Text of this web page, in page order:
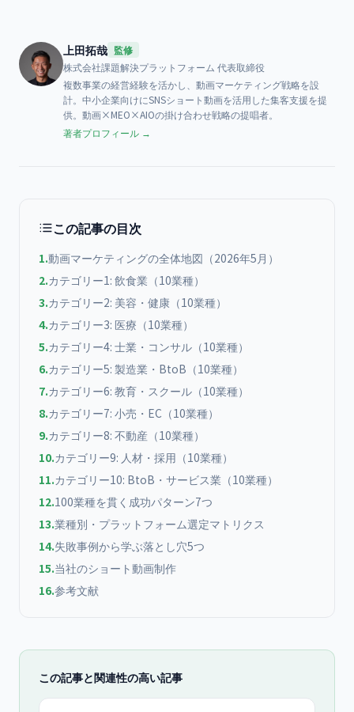
上田拓哉 監修
株式会社課題解決プラットフォーム 代表取締役
複数事業の経営経験を活かし、動画マーケティング戦略を設
計。中小企業向けにSNSショート動画を活用した集客支援を提
供。動画×MEO×AIOの掛け合わせ戦略の提唱者。
著者プロフィール →
この記事の目次
1.動画マーケティングの全体地図（2026年5月）
2.カテゴリー1: 飲食業（10業種）
3.カテゴリー2: 美容・健康（10業種）
4.カテゴリー3: 医療（10業種）
5.カテゴリー4: 士業・コンサル（10業種）
6.カテゴリー5: 製造業・BtoB（10業種）
7.カテゴリー6: 教育・スクール（10業種）
8.カテゴリー7: 小売・EC（10業種）
9.カテゴリー8: 不動産（10業種）
10.カテゴリー9: 人材・採用（10業種）
11.カテゴリー10: BtoB・サービス業（10業種）
12.100業種を貫く成功パターン7つ
13.業種別・プラットフォーム選定マトリクス
14.失敗事例から学ぶ落とし穴5つ
15.当社のショート動画制作
16.参考文献
この記事と関連性の高い記事